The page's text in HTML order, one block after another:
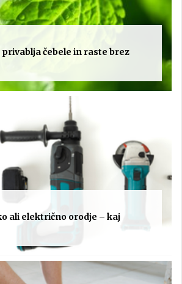
privablja čebele in raste brez
ali električno orodje – kaj